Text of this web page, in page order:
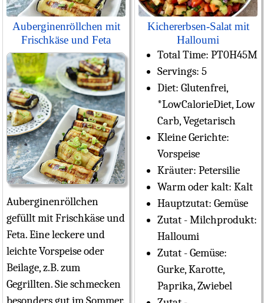
Auberginenröllchen mit
Frischkäse und Feta
Auberginenröllchen
gefüllt mit Frischkäse und
Feta. Eine leckere und
leichte Vorspeise oder
Beilage, z.B. zum
Gegrillten. Sie schmecken
Kichererbsen-Salat mit
Halloumi
Total Time: PT0H45M
Servings: 5
Diet: Glutenfrei,
*LowCalorieDiet, Low
Carb, Vegetarisch
Kleine Gerichte:
Vorspeise
Kräuter: Petersilie
Warm oder kalt: Kalt
Hauptzutat: Gemüse
Zutat - Milchprodukt:
Halloumi
Zutat - Gemüse:
Gurke, Karotte,
Paprika, Zwiebel